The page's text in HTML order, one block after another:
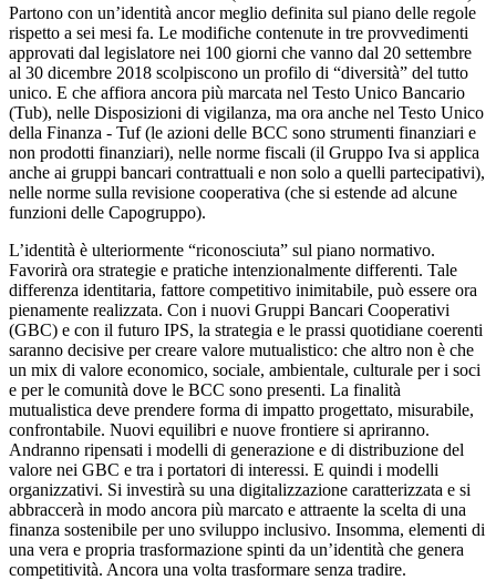
Partono con un’identità ancor meglio definita sul piano delle regole
rispetto a sei mesi fa. Le modifiche contenute in tre provvedimenti
approvati dal legislatore nei 100 giorni che vanno dal 20 settembre
al 30 dicembre 2018 scolpiscono un profilo di “diversità” del tutto
unico. E che affiora ancora più marcata nel Testo Unico Bancario
(Tub), nelle Disposizioni di vigilanza, ma ora anche nel Testo Unico
della Finanza - Tuf (le azioni delle BCC sono strumenti finanziari e
non prodotti finanziari), nelle norme fiscali (il Gruppo Iva si applica
anche ai gruppi bancari contrattuali e non solo a quelli partecipativi),
nelle norme sulla revisione cooperativa (che si estende ad alcune
funzioni delle Capogruppo).
L’identità è ulteriormente “riconosciuta” sul piano normativo.
Favorirà ora strategie e pratiche intenzionalmente differenti. Tale
differenza identitaria, fattore competitivo inimitabile, può essere ora
pienamente realizzata. Con i nuovi Gruppi Bancari Cooperativi
(GBC) e con il futuro IPS, la strategia e le prassi quotidiane coerenti
saranno decisive per creare valore mutualistico: che altro non è che
un mix di valore economico, sociale, ambientale, culturale per i soci
e per le comunità dove le BCC sono presenti. La finalità
mutualistica deve prendere forma di impatto progettato, misurabile,
confrontabile. Nuovi equilibri e nuove frontiere si apriranno.
Andranno ripensati i modelli di generazione e di distribuzione del
valore nei GBC e tra i portatori di interessi. E quindi i modelli
organizzativi. Si investirà su una digitalizzazione caratterizzata e si
abbraccerà in modo ancora più marcato e attraente la scelta di una
finanza sostenibile per uno sviluppo inclusivo. Insomma, elementi di
una vera e propria trasformazione spinti da un’identità che genera
competitività. Ancora una volta trasformare senza tradire.